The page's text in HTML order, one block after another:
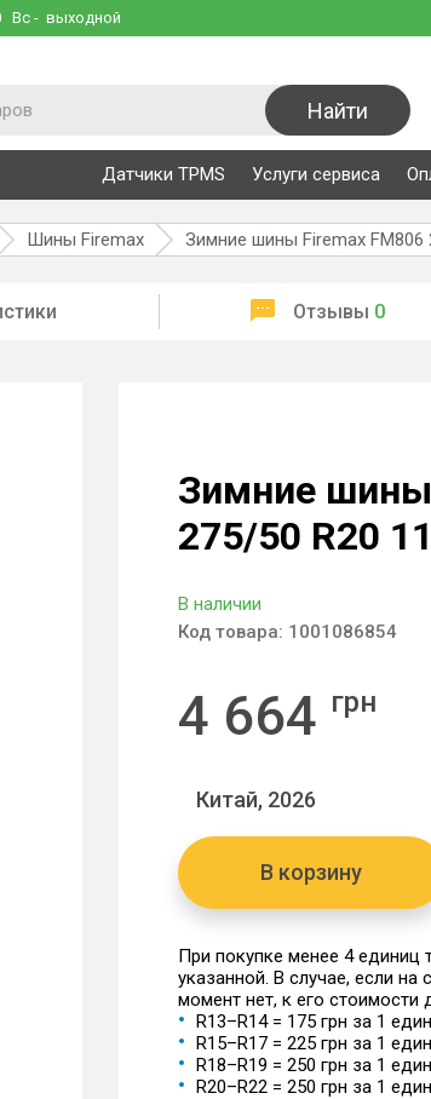
Вс - выходной
Найти
Датчики TPMS Услуги сервиса
Шины Firemax Зимние шины Firemax FM806
Отзывы 0
Зимние
275/50 R20
В наличии
Код товара: 1001086854
4 664 грн
Китай, 2026
В корзину
При покупке менее 4
указанной. В случае, если
момент нет, к его стоимости
R13–R14 = 175 грн за 1
R15–R17 = 225 грн за 1
R18–R19 = 250 грн за 1
R20–R22 = 250 грн за 1